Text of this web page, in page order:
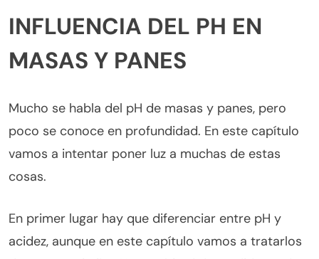
INFLUENCIA DEL PH EN
MASAS Y PANES
Mucho se habla del pH de masas y panes, pero
poco se conoce en profundidad. En este capítulo
vamos a intentar poner luz a muchas de estas
cosas.
En primer lugar hay que diferenciar entre pH y
acidez, aunque en este capítulo vamos a tratarlos